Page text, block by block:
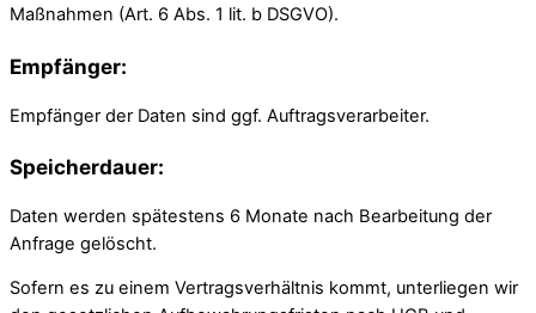
Maßnahmen (Art. 6 Abs. 1 lit. b DSGVO).
Empfänger:
Empfänger der Daten sind ggf. Auftragsverarbeiter.
Speicherdauer:
Daten werden spätestens 6 Monate nach Bearbeitung der
Anfrage gelöscht.
Sofern es zu einem Vertragsverhältnis kommt, unterliegen wir